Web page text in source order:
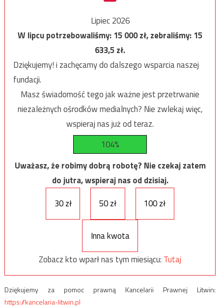
Lipiec 2026
W lipcu potrzebowaliśmy:15 000zł, zebraliśmy:15
633,5zł.
Dziękujemy! i zachęcamy do dalszego wsparcia naszej
fundacji.
Masz świadomość tego jak ważne jest przetrwanie
niezależnych ośrodków medialnych? Nie zwlekaj więc,
wspieraj nas już od teraz.
104%
Uważasz, że robimy dobrą robotę? Nie czekaj zatem
do jutra, wspieraj nas od dzisiaj.
30 zł
50 zł 100 zł
Inna kwota
Zobacz kto wparł nas tym miesiącu: Tutaj
Dziękujemy za pomoc prawną Kancelarii Prawnej Litwin:
https://kancelaria-litwin.pl